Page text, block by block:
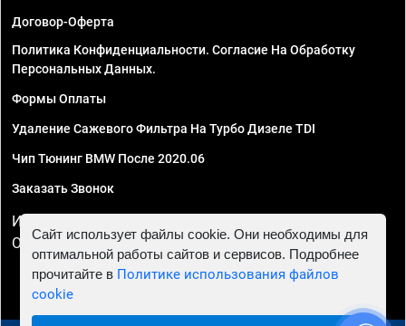
Договор-Оферта
Политика Конфиденциальности. Согласие На Обработку
Персональных Данных.
Формы Оплаты
Удаление Сажевого Фильтра На Турбо Дизеле TDI
Чип Тюнинг BMW После 2020.06
Заказать Звонок
ИП Смирнов Георгий Павлович. ИНН 781302555843,
ОГРНИП 324470400032610
Сайт использует файлы cookie. Они необходимы для
оптимальной работы сайтов и сервисов. Подробнее
прочитайте в Политике использования файлов
cookie